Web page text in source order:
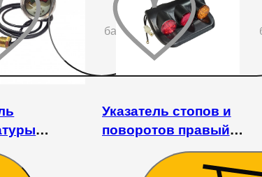
бажаного
AHT
Указатель стопов и
поворотов правый
Kentavr 244S/SX